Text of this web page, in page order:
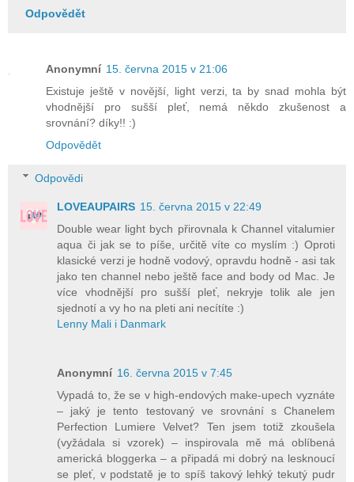
Odpovědět
Anonymní 15. června 2015 v 21:06
Existuje ještě v novější, light verzi, ta by snad mohla být
vhodnější pro sušší pleť, nemá někdo zkušenost a
srovnání? díky!! :)
Odpovědět
Odpovědi
LOVEAUPAIRS 15. června 2015 v 22:49
Double wear light bych přirovnala k Channel vitalumier
aqua či jak se to píše, určitě víte co myslím :) Oproti
klasické verzi je hodně vodový, opravdu hodně - asi tak
jako ten channel nebo ještě face and body od Mac. Je
více vhodnější pro sušší pleť, nekryje tolik ale jen
sjednotí a vy ho na pleti ani necítíte :)
Lenny Mali i Danmark
Anonymní 16. června 2015 v 7:45
Vypadá to, že se v high-endových make-upech vyznáte
– jaký je tento testovaný ve srovnání s Chanelem
Perfection Lumiere Velvet? Ten jsem totiž zkoušela
(vyžádala si vzorek) – inspirovala mě má oblíbená
americká bloggerka – a připadá mi dobrý na lesknoucí
se pleť, v podstatě je to spíš takový lehký tekutý pudr